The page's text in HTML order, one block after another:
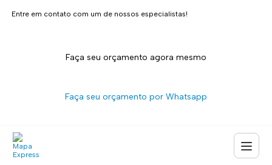
Entre em contato com um de nossos especialistas!
Faça seu orçamento agora mesmo
Faça seu orçamento por Whatsapp